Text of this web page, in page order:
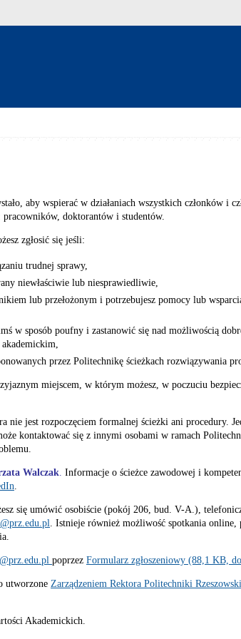
aby wspierać w działaniach wszystkich członków i
doktorantów i studentów.
zgłosić się jeśli:
trudnej sprawy,
niewłaściwie lub niesprawiedliwie,
lub przełożonym i potrzebujesz pomocy lub
w sposób poufny i zastanowić się nad możliwością
przez Politechnikę ścieżkach rozwiązywania
miejscem, w którym możesz, w poczuciu
jest rozpoczęciem formalnej ścieżki ani procedury.
kontaktować się z innymi osobami w ramach
Walczak. Informacje o ścieżce zawodowej i
.
się umówić osobiście (pokój 206, bud. V-A.),
. Istnieje również możliwość spotkania online,
poprzez Formularz zgłoszeniowy (88,1 KB,
utworzone Zarządzeniem Rektora Politechniki
Akademickich.